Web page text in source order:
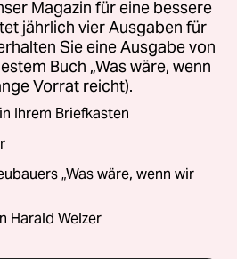
Magazin für eine bessere
jährlich vier Ausgaben für
Sie eine Ausgabe von
Buch „Was wäre, wenn
Vorrat reicht).
Ihrem Briefkasten
„Was wäre, wenn wir
Harald Welzer